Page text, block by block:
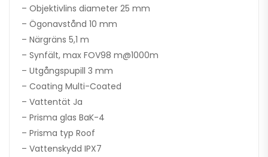
– Objektivlins diameter 25 mm
– Ögonavstånd 10 mm
– Närgräns 5,1 m
– Synfält, max FOV98 m@1000m
– Utgångspupill 3 mm
– Coating Multi-Coated
– Vattentät Ja
– Prisma glas BaK-4
– Prisma typ Roof
– Vattenskydd IPX7